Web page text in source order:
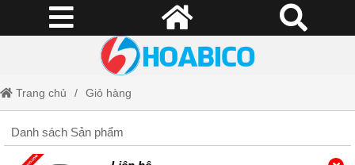
Trang chủ Giỏ hàng
Danh sách Sản phẩm